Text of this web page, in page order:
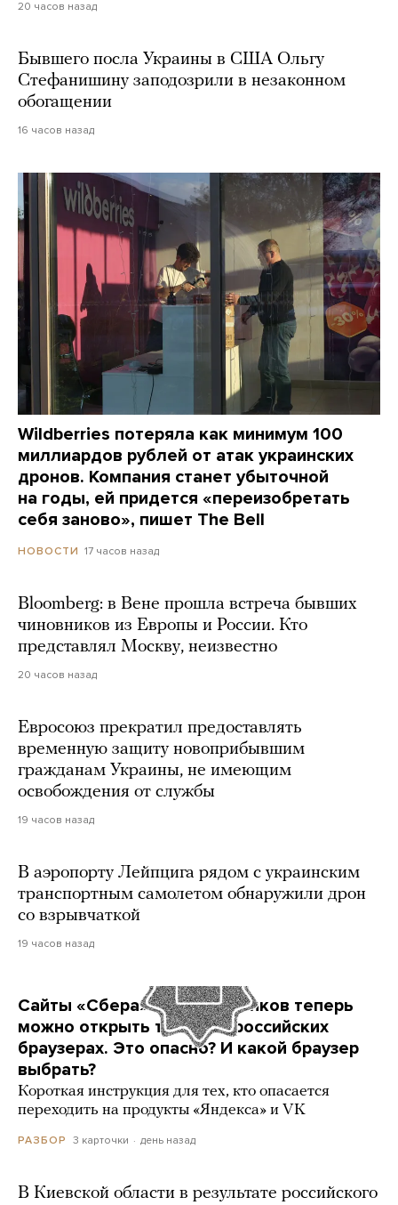
20 часов назад
Бывшего посла Украины в США Ольгу
Стефанишину заподозрили в незаконном
обогащении
16 часов назад
Wildberries потеряла как минимум 100
миллиардов рублей от атак украинских
дронов. Компания станет убыточной
на годы, ей придется «переизобретать
себя заново», пишет The Bell
НОВОСТИ 17 часов назад
Bloomberg: в Вене прошла встреча бывших
чиновников из Европы и России. Кто
представлял Москву, неизвестно
20 часов назад
Евросоюз прекратил предоставлять
временную защиту новоприбывшим
гражданам Украины, не имеющим
освобождения от службы
19 часов назад
В аэропорту Лейпцига рядом с украинским
транспортным самолетом обнаружили дрон
со взрывчаткой
19 часов назад
Сайты «Сбера» и других банков теперь
можно открыть только в российских
браузерах. Это опасно? И какой браузер
выбрать?
Короткая инструкция для тех, кто опасается
переходить на продукты «Яндекса» и VK
РАЗБОР 3 карточки день назад
В Киевской области в результате российского